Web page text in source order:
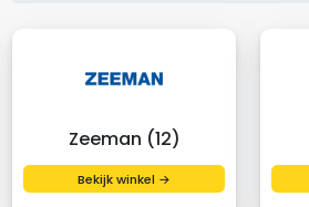
Zeeman (12)
Bekijk winkel →